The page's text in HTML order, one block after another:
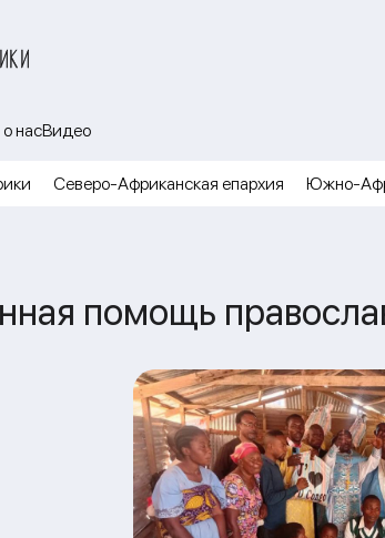
насВидео
Северо-Африканская епархия Южно-
помощь